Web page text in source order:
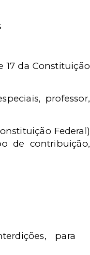
17 da Constituição
professor,
Federal)
de contribuição,
para